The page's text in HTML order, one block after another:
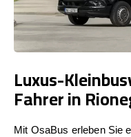
Luxus-
Fahrer in
Mit OsaBus erleben Sie